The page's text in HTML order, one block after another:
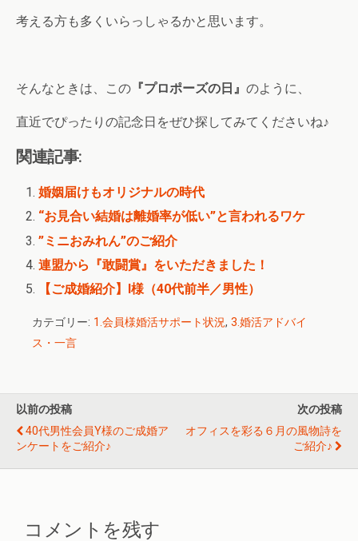
考える方も多くいらっしゃるかと思います。
そんなときは、この 『プロポーズの日』 のように、
直近でぴったりの記念日をぜひ探してみてくださいね♪
関連記事:
婚姻届けもオリジナルの時代
“お見合い結婚は離婚率が低い”と言われるワケ
”ミニおみれん”のご紹介
連盟から『敢闘賞』をいただきました！
【ご成婚紹介】I様（40代前半／男性）
カテゴリー: 1.会員様婚活サポート状況, 3.婚活アドバイ
ス・一言
以前の投稿
40代男性会員Y様のご成婚ア
ンケートをご紹介♪
次の投稿
オフィスを彩る６月の風物詩を
ご紹介♪
コメントを残す